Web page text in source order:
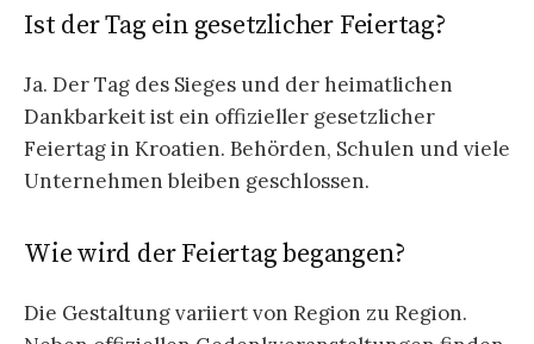
Ist der Tag ein gesetzlicher Feiertag?
Ja. Der Tag des Sieges und der heimatlichen
Dankbarkeit ist ein offizieller gesetzlicher
Feiertag in Kroatien. Behörden, Schulen und viele
Unternehmen bleiben geschlossen.
Wie wird der Feiertag begangen?
Die Gestaltung variiert von Region zu Region.